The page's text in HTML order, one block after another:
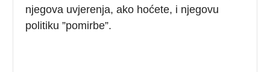
njegova uvjerenja, ako hoćete, i njegovu
politiku ”pomirbe”.